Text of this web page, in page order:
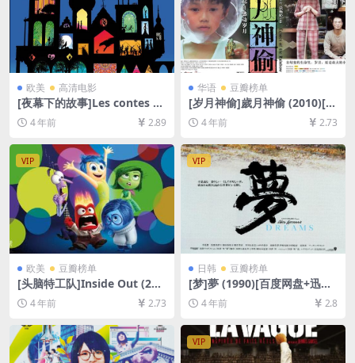
欧美 高清电影
[夜幕下的故事]Les contes de
la nuit (2011)[百度网盘+迅雷
云盘资源1080P超清未删减]
4 年前 2.89
华语 豆瓣榜单
[岁月神偷]歲月神偷 (2010)[百
度网盘+迅雷云盘资源1080P
超清未删减][MP4/7.5GB][粤
4 年前 2.73
VIP
欧美 豆瓣榜单
[头脑特工队]Inside Out (201
5)[百度网盘+迅雷云盘资源10
80P超清未删减][MP4/6GB]
[中英字幕]
4 年前 2.73
VIP
日韩 豆瓣榜单
[梦]夢 (1990)[百度网盘+迅雷
云盘资源1080P超清][MP4/7
GB][中文字幕]
4 年前 2.8
VIP